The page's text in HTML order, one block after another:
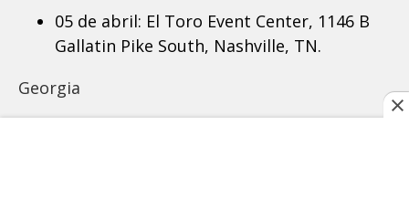
05 de abril: El Toro Event Center, 1146 B
Gallatin Pike South, Nashville, TN.
Georgia